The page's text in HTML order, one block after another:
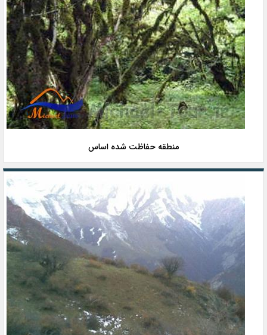
منطقه حفاظت شده اساس